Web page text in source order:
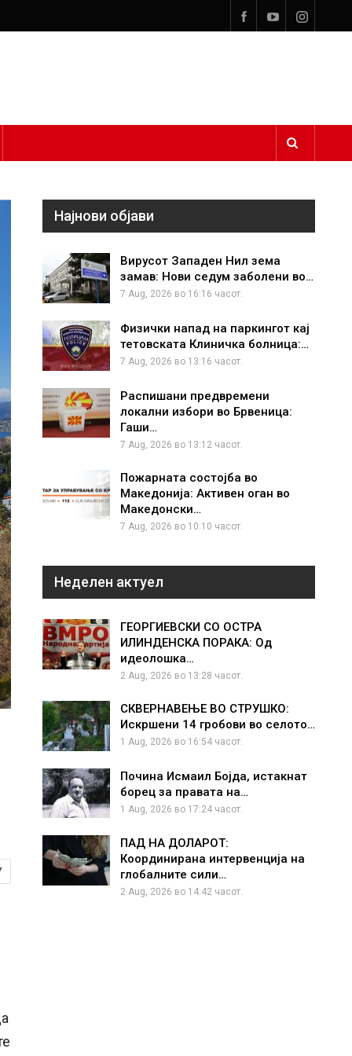
Најнови објави
Вирусот Западен Нил зема
замав: Нови седум заболени во…
7 Aug, 2026 во 16:16 часот.
Физички напад на паркингот кај
тетовската Клиничка болница:…
7 Aug, 2026 во 13:16 часот.
Распишани предвремени
локални избори во Брвеница:
Гаши…
7 Aug, 2026 во 13:12 часот.
Пожарната состојба во
Македонија: Активен оган во
Македонски…
7 Aug, 2026 во 10:10 часот.
Неделен актуел
ГЕОРГИЕВСКИ СО ОСТРА
ИЛИНДЕНСКА ПОРАКА: Од
идеолошка…
2 Aug, 2026 во 13:28 часот.
СКВЕРНАВЕЊЕ ВО СТРУШКО:
Искршени 14 гробови во селото…
1 Aug, 2026 во 16:54 часот.
Почина Исмаил Бојда, истакнат
борец за правата на…
1 Aug, 2026 во 17:24 часот.
ПАД НА ДОЛАРОТ:
Координирана интервенција на
глобалните сили…
2 Aug, 2026 во 14:42 часот.